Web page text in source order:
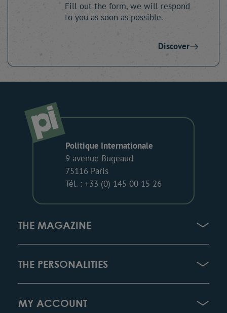
Fill out the form, we will respond
to you as soon as possible.
Discover
Politique Internationale
9 avenue Bugeaud
75116 Paris
Tél. : +33 (0) 145 00 15 26
THE MAGAZINE
THE PERSONALITIES
MY ACCOUNT